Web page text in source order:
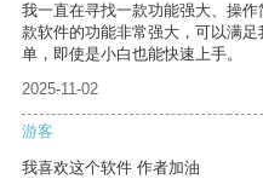
我一直在寻找一款功能强大、操
款软件的功能非常强大，可以满
单，即使是小白也能快速上手。
2025-11-02
游客
我喜欢这个软件 作者加油